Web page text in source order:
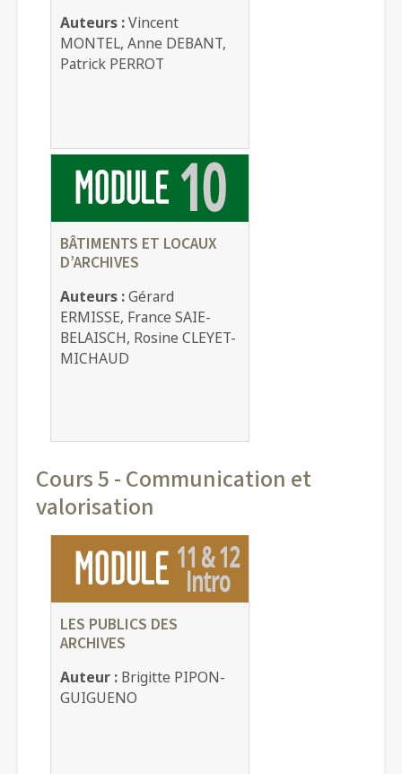
Auteurs :Vincent
MONTEL, Anne DEBANT,
Patrick PERROT
BÂTIMENTS ET LOCAUX
D’ARCHIVES
Auteurs :Gérard
ERMISSE, France SAIE-
BELAISCH, Rosine CLEYET-
MICHAUD
Cours 5 - Communication et
valorisation
LES PUBLICS DES
ARCHIVES
Auteur : Brigitte PIPON-
GUIGUENO